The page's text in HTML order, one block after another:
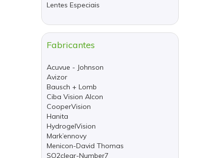
Lentes Especiais
Fabricantes
Acuvue - Johnson
Avizor
Bausch + Lomb
Ciba Vision Alcon
CooperVision
Hanita
HydrogelVision
Mark’ennovy
Menicon-David Thomas
SO2clear-Number7